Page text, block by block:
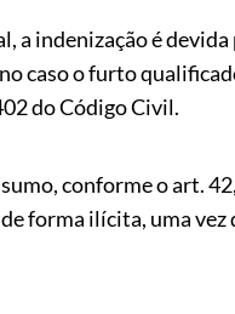
indenização é
caso o furto
do Código Civil.
conforme o art.
forma ilícita, uma